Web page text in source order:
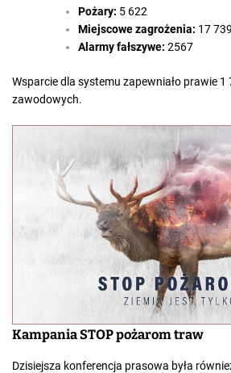
Pożary: 5 622
Miejscowe zagrożenia: 17 739
Alarmy fałszywe: 2567
Wsparcie dla systemu zapewniało prawie
zawodowych.
Kampania STOP pożarom traw
Dzisiejsza konferencja prasowa była